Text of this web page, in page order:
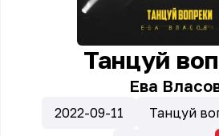
Танцуй
Ева
2022-09-11
Танцуй